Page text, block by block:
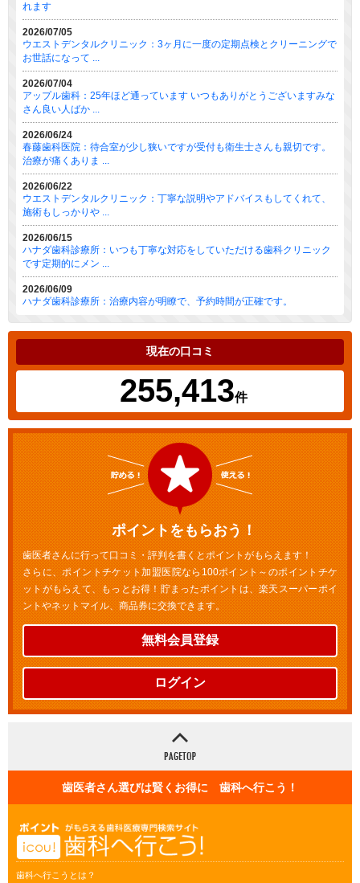
れます
2026/07/05
ウエストデンタルクリニック：3ヶ月に一度の定期点検とクリーニングで
お世話になって ...
2026/07/04
アップル歯科：25年ほど通っています いつもありがとうございますみな
さん良い人ばか ...
2026/06/24
春藤歯科医院：待合室が少し狭いですが受付も衛生士さんも親切です。
治療が痛くありま ...
2026/06/22
ウエストデンタルクリニック：丁寧な説明やアドバイスもしてくれて、
施術もしっかりや ...
2026/06/15
ハナダ歯科診療所：いつも丁寧な対応をしていただける歯科クリニック
です定期的にメン ...
2026/06/09
ハナダ歯科診療所：治療内容が明瞭で、予約時間が正確です。
現在の口コミ
255,413件
ポイントをもらおう！
歯医者さんに行って口コミ・評判を書くとポイントがもらえます！
さらに、ポイントチケット加盟医院なら100ポイント～のポイントチケ
ットがもらえて、もっとお得！貯まったポイントは、楽天スーパーポイ
ントやネットマイル、商品券に交換できます。
無料会員登録
ログイン
歯医者さん選びは賢くお得に 歯科へ行こう！
歯科へ行こうとは？